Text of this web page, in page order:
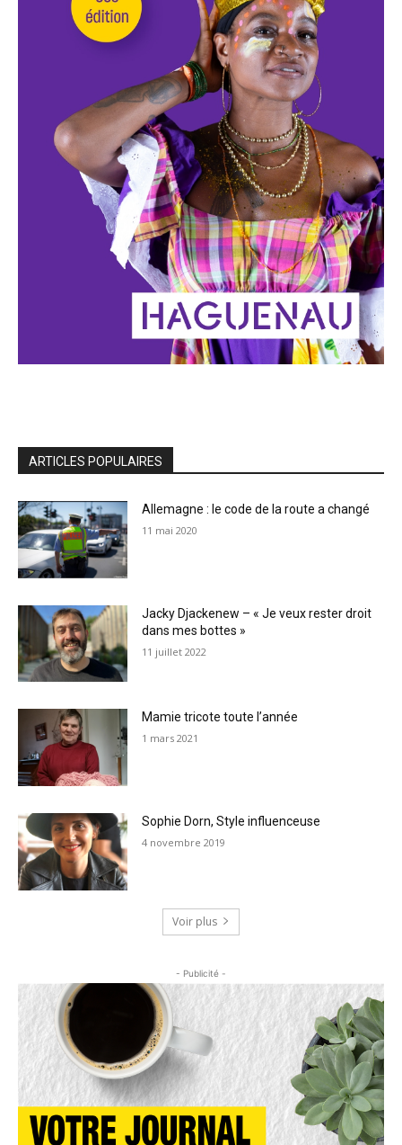
ARTICLES POPULAIRES
Allemagne : le code de la route a changé
11 mai 2020
Jacky Djackenew – « Je veux rester droit
dans mes bottes »
11 juillet 2022
Mamie tricote toute l’année
1 mars 2021
Sophie Dorn, Style influenceuse
4 novembre 2019
Voir plus
- Publicité -